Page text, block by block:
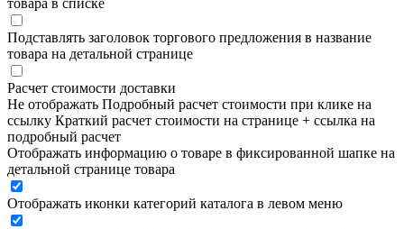
товара в списке
Подставлять заголовок торгового предложения в название
товара на детальной странице
Расчет стоимости доставки
Не отображать Подробный расчет стоимости при клике на
ссылку Краткий расчет стоимости на странице + ссылка на
подробный расчет
Отображать информацию о товаре в фиксированной шапке на
детальной странице товара
Отображать иконки категорий каталога в левом меню